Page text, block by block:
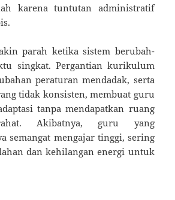
karena tuntutan administratif
parah ketika sistem berubah-
singkat. Pergantian kurikulum
peraturan mendadak, serta
tidak konsisten, membuat guru
tanpa mendapatkan ruang
Akibatnya, guru yang
semangat mengajar tinggi, sering
dan kehilangan energi untuk